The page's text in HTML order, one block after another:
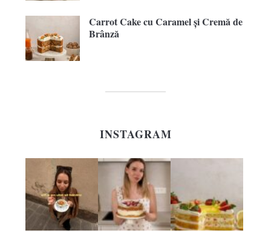
Carrot Cake cu Caramel și Cremă de
Brânză
INSTAGRAM